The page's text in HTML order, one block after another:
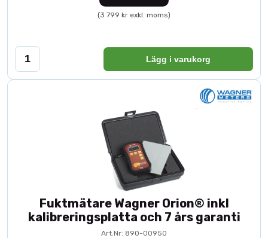
(3 799 kr exkl. moms)
Lägg i varukorg
Fuktmätare Wagner Orion® inkl
kalibreringsplatta och 7 års garanti
Art.Nr: 890-00950